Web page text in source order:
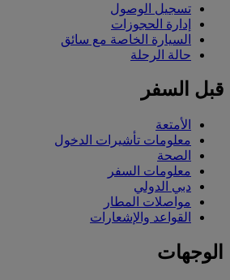
تسجيل الوصول
إدارة الحجوزات
السيارة الخاصة مع سائق
حالة الرحلة
قبل السفر
الأمتعة
معلومات تأشيرات الدخول
الصحة
معلومات السفر
دبي الدولي
مواصلات المطار
القواعد والإشعارات
الوجهات